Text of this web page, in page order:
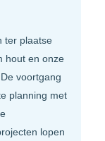
ter plaatse
hout en onze
voortgang
planning met
lopen